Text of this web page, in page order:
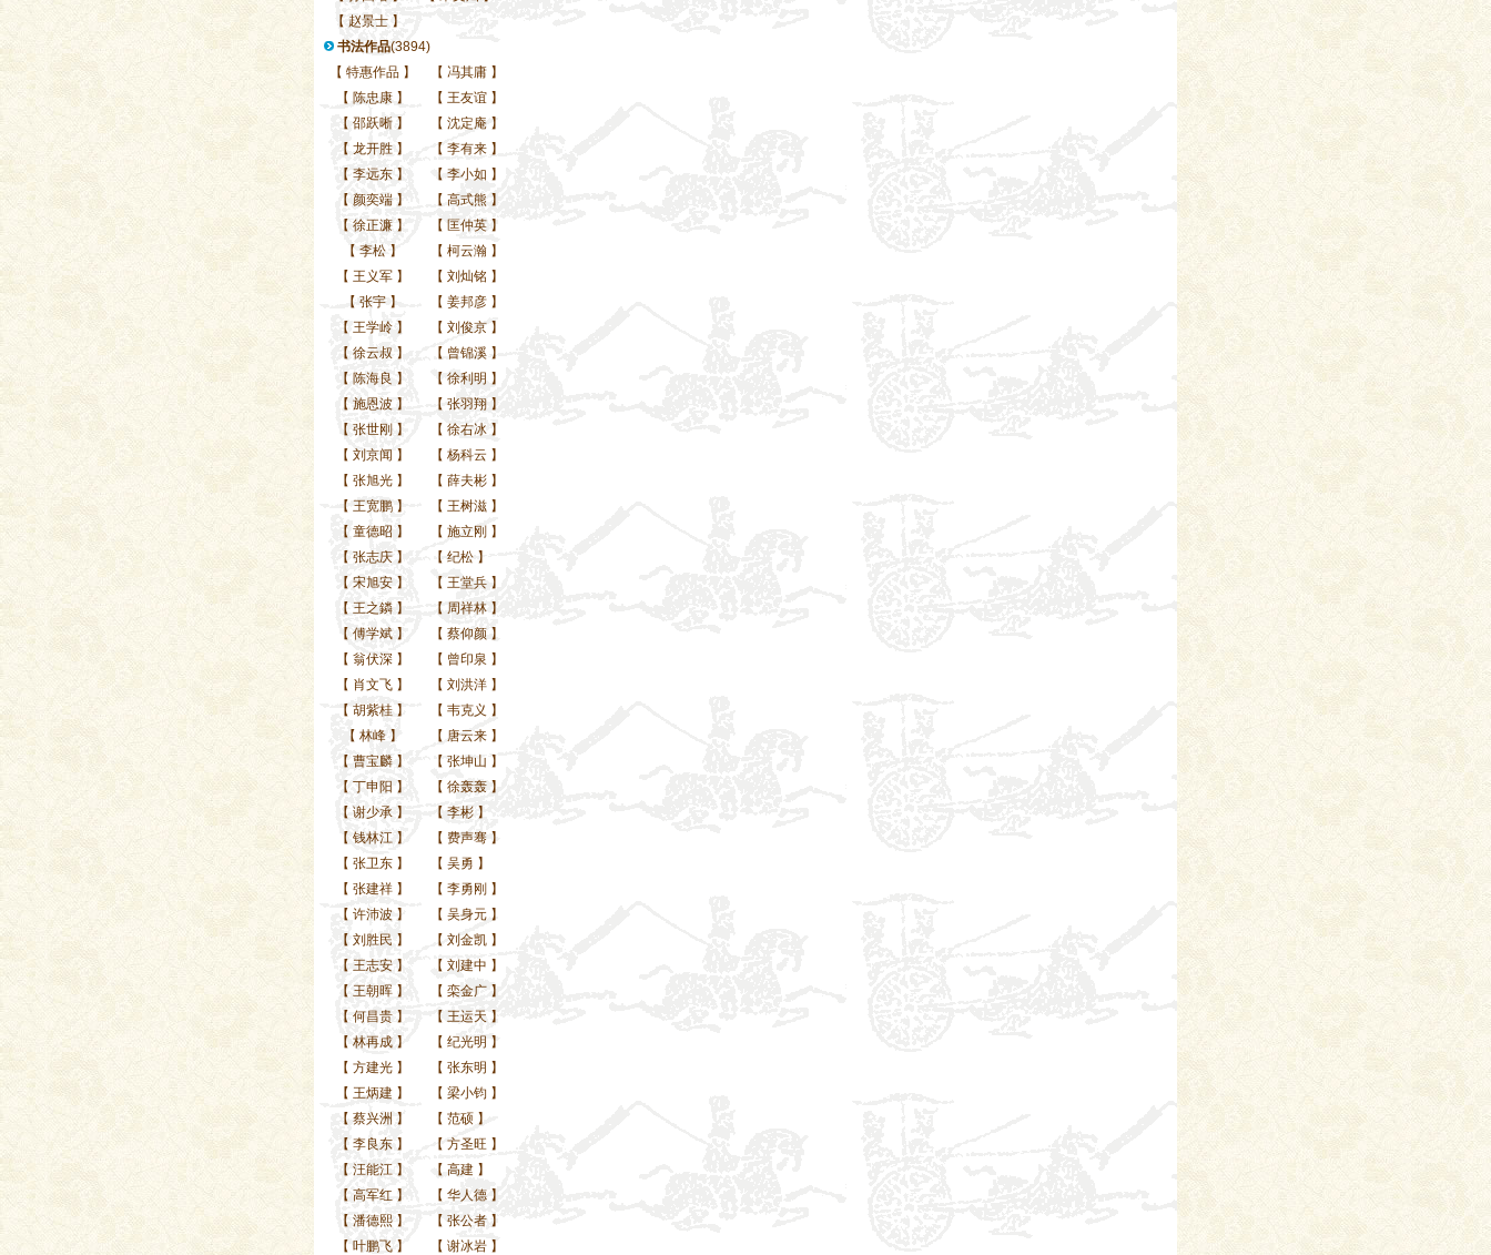
【 赵景士 】
书法作品(3894)
【 特惠作品】 【 冯其庸 】
【 陈忠康】 【 王友谊 】
【 邵跃晰】 【 沈定庵 】
【 龙开胜】 【 李有来 】
【 李远东】 【 李小如 】
【 颜奕端】 【 高式熊 】
【 徐正濂】 【 匡仲英 】
【 李松】 【 柯云瀚 】
【 王义军】 【 刘灿铭 】
【 张宇】 【 姜邦彦 】
【 王学岭】 【 刘俊京 】
【 徐云叔 】 【 曾锦溪 】
【 陈海良 】 【 徐利明 】
【 施恩波】 【 张羽翔 】
【 张世刚 】 【 徐右冰 】
【 刘京闻 】 【 杨科云 】
【 张旭光】 【 薛夫彬 】
【 王宽鹏】 【 王树滋 】
【 童德昭 】 【 施立刚 】
【 张志庆】 【 纪松 】
【 宋旭安】 【 王堂兵 】
【 王之鏻】 【 周祥林 】
【 傅学斌】 【 蔡仰颜 】
【 翁伏深】 【 曾印泉 】
【 肖文飞】 【 刘洪洋 】
【 胡紫桂】 【 韦克义 】
【 林峰】 【 唐云来 】
【 曹宝麟】 【 张坤山 】
【 丁申阳 】 【 徐轰轰 】
【 谢少承】 【 李彬 】
【 钱林江】 【 费声骞 】
【 张卫东】 【 吴勇 】
【 张建祥】 【 李勇刚 】
【 许沛波】 【 吴身元 】
【 刘胜民 】 【 刘金凯 】
【 王志安】 【 刘建中 】
【 王朝晖】 【 栾金广 】
【 何昌贵】 【 王运天 】
【 林再成】 【 纪光明 】
【 方建光】 【 张东明 】
【 王炳建】 【 梁小钧 】
【 蔡兴洲 】 【 范硕 】
【 李良东】 【 方圣旺 】
【 汪能江】 【 高建 】
【 高军红 】 【 华人德 】
【 潘德熙】 【 张公者 】
【 叶鹏飞】 【 谢冰岩 】